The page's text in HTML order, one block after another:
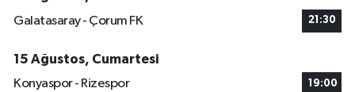
Galatasaray - Çorum FK
21:30
15 Ağustos, Cumartesi
Konyaspor - Rizespor
19:00